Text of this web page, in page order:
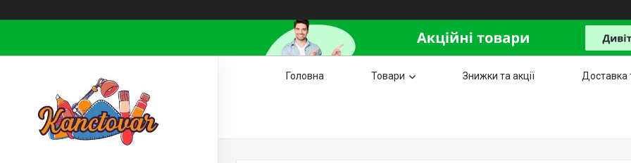
Головна Товари Знижки та акції Доставка